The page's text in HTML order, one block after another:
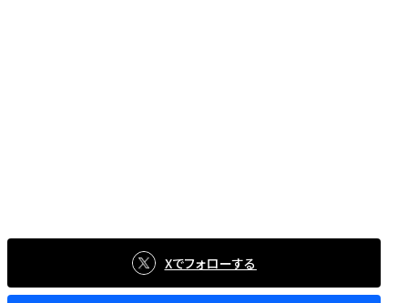
Xでフォローする